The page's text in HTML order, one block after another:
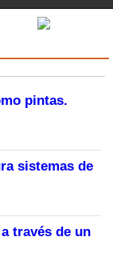
pintas.
sistemas de
través de un